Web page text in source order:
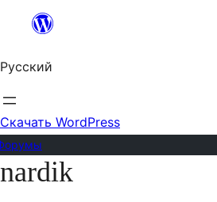
Перейти
содержимому
Русский
Скачать WordPress
Перейти
nardik